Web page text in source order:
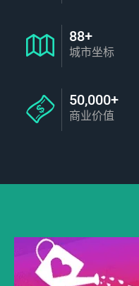
88+
城市坐标
50,000+
商业价值